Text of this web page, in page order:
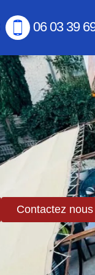
06 03 39
Contactez nous